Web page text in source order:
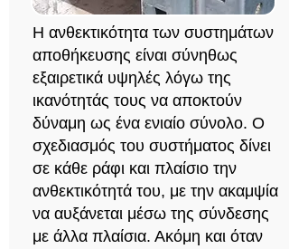
Η ανθεκτικότητα των συστημάτων
αποθήκευσης είναι σύνηθως
εξαιρετικά υψηλές λόγω της
ικανότητάς τους να αποκτούν
δύναμη ως ένα ενιαίο σύνολο. Ο
σχεδιασμός του συστήματος δίνει
σε κάθε ράφι και πλαίσιο την
ανθεκτικότητά του, με την ακαμψία
να αυξάνεται μέσω της σύνδεσης
με άλλα πλαίσια. Ακόμη και όταν